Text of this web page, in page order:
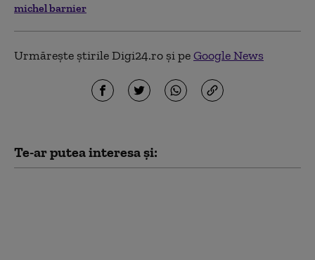
michel barnier
Urmărește știrile Digi24.ro și peGoogle News
Te-ar putea interesa și: